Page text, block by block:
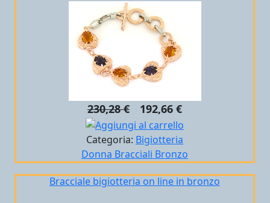
230,28 € 192,66 €
Categoria: Bigiotteria
Donna Bracciali Bronzo
Bracciale bigiotteria on line in bronzo